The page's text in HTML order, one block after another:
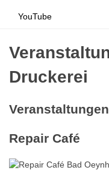
YouTube
Druckerei
Veranstaltungen
Repair Café